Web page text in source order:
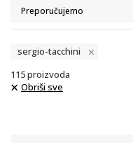
sergio-tacchini
115proizvoda
Obriši sve